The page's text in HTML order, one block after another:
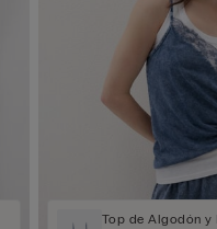
Top de Algodón y